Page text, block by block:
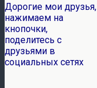
Дорогие мои друзья,
нажимаем на
кнопочки,
поделитесь с
друзьями в
социальных сетях